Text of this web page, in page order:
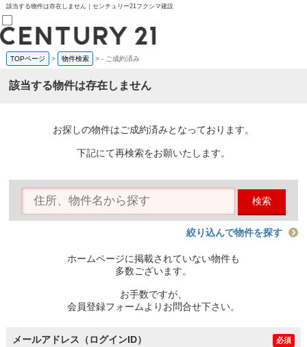
該当する物件は存在しません｜センチュリー21フクシマ建設
売買部
0120-800-844
賃貸部
会員メニュー
物件を探す
購入TOP
条件から探す
住宅ローン控除シミュレータ
TOPページ > 物件検索 >- ご成約済み
該当する物件は存在しません
お探しの物件はご成約済みとなっております。
下記にて再検索をお願いたします。
検索
絞り込んで物件を探す
ホームページに掲載されていない物件も
多数ございます。
お手数ですが、
会員登録フォームよりお問合せ下さい。
メールアドレス（ログインID） 必須